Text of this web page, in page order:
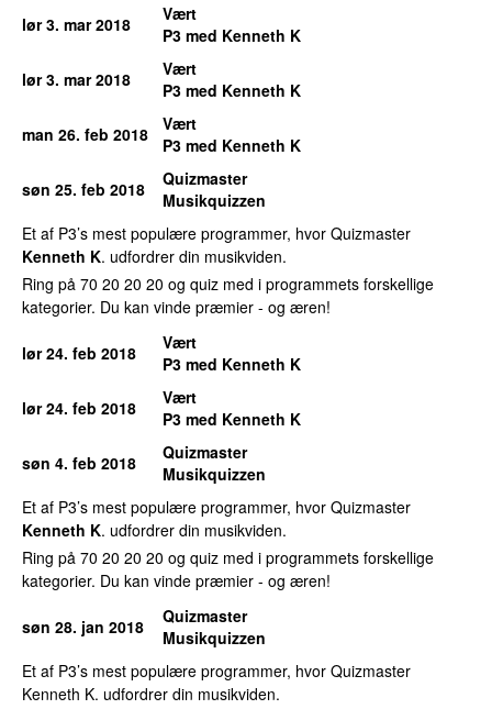
lør 3. mar 2018
Vært
P3 med Kenneth K
lør 3. mar 2018
Vært
P3 med Kenneth K
man 26. feb 2018
Vært
P3 med Kenneth K
søn 25. feb 2018
Quizmaster
Musikquizzen
Et af P3’s mest populære programmer, hvor Quizmaster
Kenneth K. udfordrer din musikviden.
Ring på 70 20 20 20 og quiz med i programmets forskellige
kategorier. Du kan vinde præmier - og æren!
lør 24. feb 2018
Vært
P3 med Kenneth K
lør 24. feb 2018
Vært
P3 med Kenneth K
søn 4. feb 2018
Quizmaster
Musikquizzen
Et af P3’s mest populære programmer, hvor Quizmaster
Kenneth K. udfordrer din musikviden.
Ring på 70 20 20 20 og quiz med i programmets forskellige
kategorier. Du kan vinde præmier - og æren!
søn 28. jan 2018
Quizmaster
Musikquizzen
Et af P3’s mest populære programmer, hvor Quizmaster
Kenneth K. udfordrer din musikviden.